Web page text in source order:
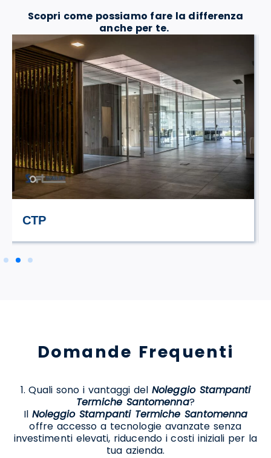
Scopri come possiamo fare la differenza
anche per te.
STILE TV
Domande Frequenti
1. Quali sono i vantaggi delNoleggio Stampanti
Termiche Santomenna?
Il Noleggio Stampanti Termiche Santomenna
offre accesso a tecnologie avanzate senza
investimenti elevati, riducendo i costi iniziali per la
tua azienda.